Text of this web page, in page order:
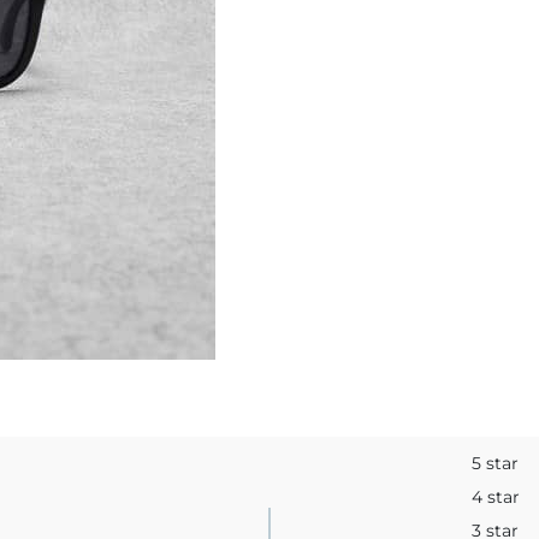
5 star
4 star
3 star